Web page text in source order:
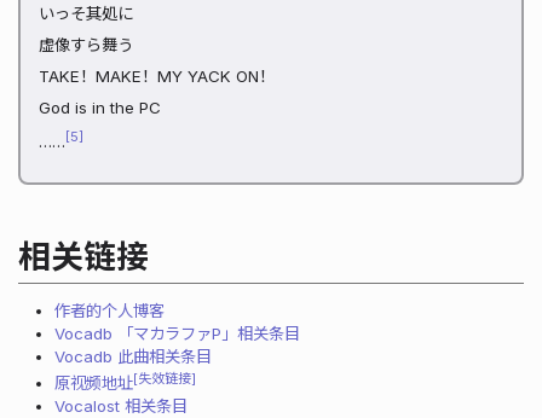
いっそ其処に
虚像すら舞う
TAKE！MAKE！MY YACK ON！
God is in the PC
…… 5
相关链接
作者的个人博客
Vocadb 「マカラファP」相关条目
Vocadb 此曲相关条目
原视频地址 失效链接
Vocalost 相关条目